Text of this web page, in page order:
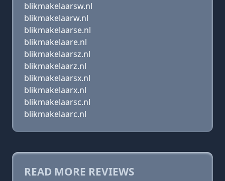
blikmakelaarsw.nl
blikmakelaarw.nl
blikmakelaarse.nl
blikmakelaare.nl
blikmakelaarsz.nl
blikmakelaarz.nl
blikmakelaarsx.nl
blikmakelaarx.nl
blikmakelaarsc.nl
blikmakelaarc.nl
READ MORE REVIEWS